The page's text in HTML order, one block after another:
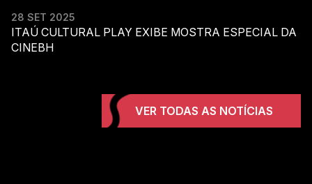
28 SET 2025
ITAÚ CULTURAL PLAY EXIBE MOSTRA ESPECIAL DA
CINEBH
VER TODAS AS NOTÍCIAS